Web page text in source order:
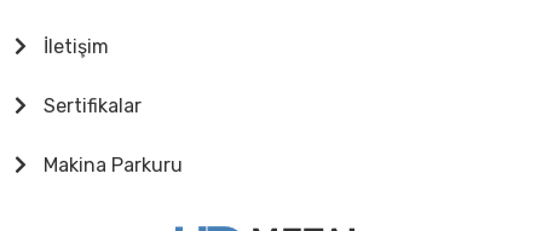
İletişim
Sertifikalar
Makina Parkuru